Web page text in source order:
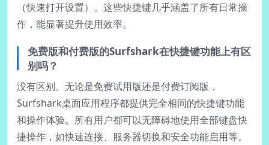
（快速打开设置）。这些快捷键几乎涵盖了所有日常操
作，能显著提升使用效率。
免费版和付费版的Surfshark在快捷键功能上有区
别吗？
没有区别。无论是免费试用版还是付费订阅版，
Surfshark桌面应用程序都提供完全相同的快捷键功能
和操作体验。所有用户都可以无障碍地使用全部键盘快
捷操作，如快速连接、服务器切换和安全功能启用等。